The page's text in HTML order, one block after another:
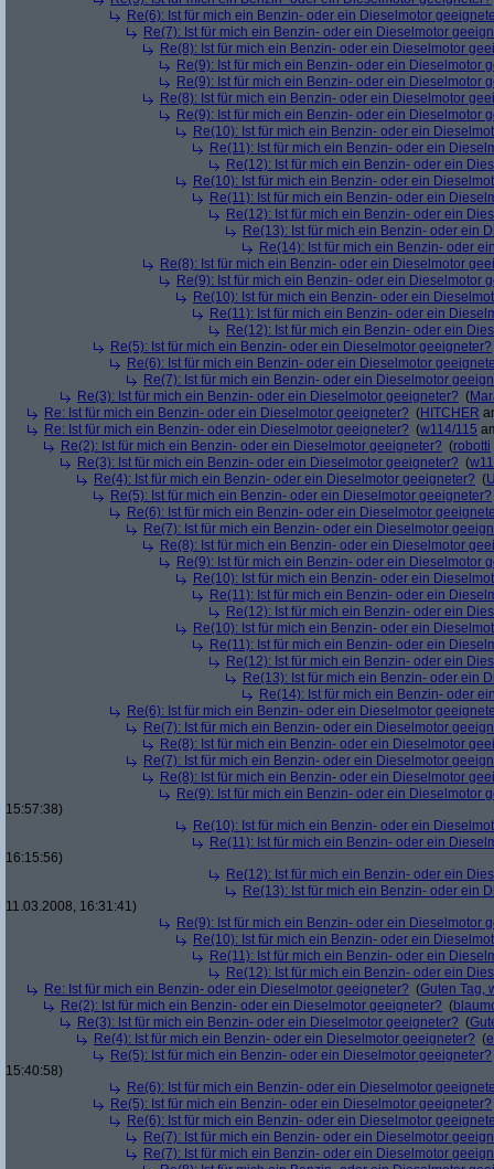
Re(6): Ist für mich ein Benzin- oder ein Dieselmotor
Re(7): Ist für mich ein Benzin- oder ein Dieselmotor
Re(8): Ist für mich ein Benzin- oder ein Dieselmotor
Re(9): Ist für mich ein Benzin- oder ein Dieselmotor
Re(9): Ist für mich ein Benzin- oder ein Dieselmotor
Re(8): Ist für mich ein Benzin- oder ein Dieselmotor
Re(9): Ist für mich ein Benzin- oder ein Dieselmotor
Re(10): Ist für mich ein Benzin- oder ein
Re(11): Ist für mich ein Benzin- oder ein
Re(12): Ist für mich ein Benzin- oder ein
Re(10): Ist für mich ein Benzin- oder ein
Re(11): Ist für mich ein Benzin- oder ein
Re(12): Ist für mich ein Benzin- oder ein
Re(13): Ist für mich ein Benzin- oder ein
Re(14): Ist für mich ein Benzin- oder
Re(8): Ist für mich ein Benzin- oder ein Dieselmotor
Re(9): Ist für mich ein Benzin- oder ein Dieselmotor
Re(10): Ist für mich ein Benzin- oder ein
Re(11): Ist für mich ein Benzin- oder ein
Re(12): Ist für mich ein Benzin- oder ein
Re(5): Ist für mich ein Benzin- oder ein Dieselmotor geeigneter?
Re(6): Ist für mich ein Benzin- oder ein Dieselmotor
Re(7): Ist für mich ein Benzin- oder ein Dieselmotor
Re(3): Ist für mich ein Benzin- oder ein Dieselmotor geeigneter? (
Re: Ist für mich ein Benzin- oder ein Dieselmotor geeigneter? (HITCHER
Re: Ist für mich ein Benzin- oder ein Dieselmotor geeigneter? (w114/115
Re(2): Ist für mich ein Benzin- oder ein Dieselmotor geeigneter? (robotti
Re(3): Ist für mich ein Benzin- oder ein Dieselmotor geeigneter? (
Re(4): Ist für mich ein Benzin- oder ein Dieselmotor geeigneter? (
Re(5): Ist für mich ein Benzin- oder ein Dieselmotor geeigneter?
Re(6): Ist für mich ein Benzin- oder ein Dieselmotor
Re(7): Ist für mich ein Benzin- oder ein Dieselmotor
Re(8): Ist für mich ein Benzin- oder ein Dieselmotor
Re(9): Ist für mich ein Benzin- oder ein Dieselmotor
Re(10): Ist für mich ein Benzin- oder ein
Re(11): Ist für mich ein Benzin- oder ein
Re(12): Ist für mich ein Benzin- oder ein
Re(10): Ist für mich ein Benzin- oder ein
Re(11): Ist für mich ein Benzin- oder ein
Re(12): Ist für mich ein Benzin- oder ein
Re(13): Ist für mich ein Benzin- oder ein
Re(14): Ist für mich ein Benzin- oder
Re(6): Ist für mich ein Benzin- oder ein Dieselmotor
Re(7): Ist für mich ein Benzin- oder ein Dieselmotor
Re(8): Ist für mich ein Benzin- oder ein Dieselmotor
Re(7): Ist für mich ein Benzin- oder ein Dieselmotor
Re(8): Ist für mich ein Benzin- oder ein Dieselmotor
Re(9): Ist für mich ein Benzin- oder ein Dieselmotor
15:57:38)
Re(10): Ist für mich ein Benzin- oder ein
Re(11): Ist für mich ein Benzin- oder ein
16:15:56)
Re(12): Ist für mich ein Benzin- oder ein
Re(13): Ist für mich ein Benzin- oder ein
11.03.2008, 16:31:41)
Re(9): Ist für mich ein Benzin- oder ein Dieselmotor
Re(10): Ist für mich ein Benzin- oder ein
Re(11): Ist für mich ein Benzin- oder ein
Re(12): Ist für mich ein Benzin- oder ein
Re: Ist für mich ein Benzin- oder ein Dieselmotor geeigneter? (Guten Tag,
Re(2): Ist für mich ein Benzin- oder ein Dieselmotor geeigneter? (
Re(3): Ist für mich ein Benzin- oder ein Dieselmotor geeigneter? (
Re(4): Ist für mich ein Benzin- oder ein Dieselmotor geeigneter? (
Re(5): Ist für mich ein Benzin- oder ein Dieselmotor geeigneter?
15:40:58)
Re(6): Ist für mich ein Benzin- oder ein Dieselmotor
Re(5): Ist für mich ein Benzin- oder ein Dieselmotor geeigneter?
Re(6): Ist für mich ein Benzin- oder ein Dieselmotor
Re(7): Ist für mich ein Benzin- oder ein Dieselmotor
Re(7): Ist für mich ein Benzin- oder ein Dieselmotor